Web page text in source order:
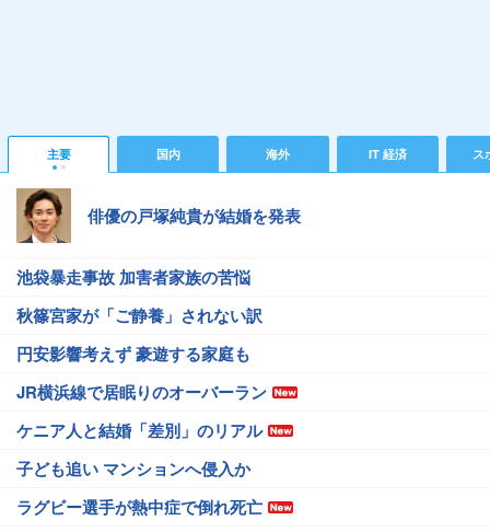
主要 国内 海外 IT 経済 ス
俳優の戸塚純貴が結婚を発表
池袋暴走事故 加害者家族の苦悩
秋篠宮家が「ご静養」されない訳
円安影響考えず 豪遊する家庭も
JR横浜線で居眠りのオーバーラン
ケニア人と結婚「差別」のリアル
子ども追い マンションへ侵入か
ラグビー選手が熱中症で倒れ死亡